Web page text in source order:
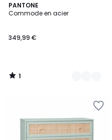
PANTONE
Commode en acier
349,99 €
1
/
7
Couleurs
1
/